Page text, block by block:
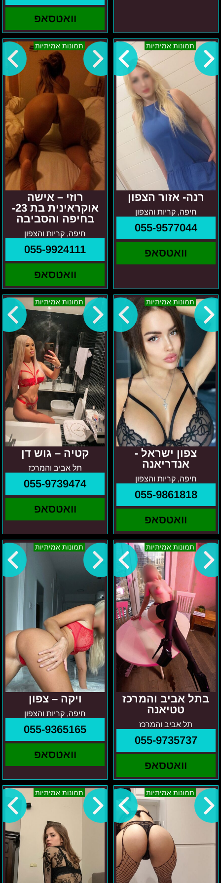
וואטסאפ
תמונות אמיתיות
רנה- אזור הצפון
חיפה, קריות והצפון
055-9577044
וואטסאפ
רנה-
אזור
הצפון
תמונות אמיתיות
רוזי – אישה
אוקראינית בת 23-
בחיפה והסביבה
חיפה, קריות והצפון
055-9924111
וואטסאפ
רוזי
–
אישה
אוקראינית
בת
בחיפה
והסביבה
תמונות אמיתיות
צפון ישראל -
אנדריאנה
חיפה, קריות והצפון
055-9861818
וואטסאפ
צפון
ישראל
-
אנדריאנה
תמונות אמיתיות
קטיה – גוש דן
תל אביב והמרכז
055-9739474
וואטסאפ
קטיה
–
גוש
דן
תמונות אמיתיות
בתל אביב והמרכז
טטיאנה
תל אביב והמרכז
055-9735737
וואטסאפ
בתל
אביב
והמרכז
טטיאנה
תמונות אמיתיות
ויקה – צפון
חיפה, קריות והצפון
055-9365165
וואטסאפ
ויקה
–
תמונות אמיתיות
אניה
–
אביב
והאזור
תמונות אמיתיות
נינה
–